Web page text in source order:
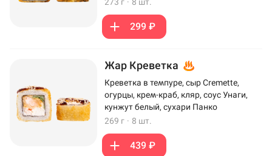
299 ₽
Жар Креветка
Креветка в темпуре, сыр Cremette,
огурцы, крем-краб, кляр, соус Унаги,
кунжут белый, сухари Панко
269 г · 8 шт.
439 ₽